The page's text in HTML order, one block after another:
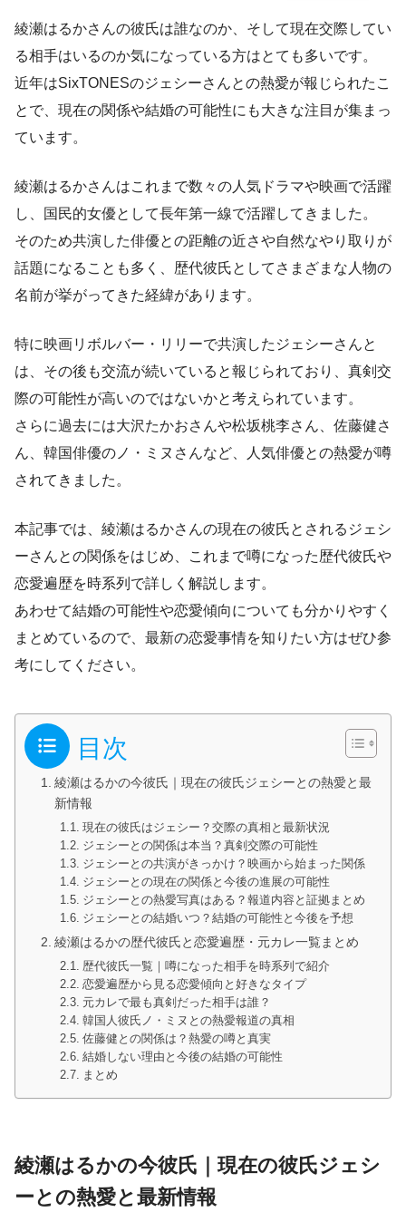
綾瀬はるかさんの彼氏は誰なのか、そして現在交際してい
る相手はいるのか気になっている方はとても多いです。
近年はSixTONESのジェシーさんとの熱愛が報じられたこ
とで、現在の関係や結婚の可能性にも大きな注目が集まっ
ています。
綾瀬はるかさんはこれまで数々の人気ドラマや映画で活躍
し、国民的女優として長年第一線で活躍してきました。
そのため共演した俳優との距離の近さや自然なやり取りが
話題になることも多く、歴代彼氏としてさまざまな人物の
名前が挙がってきた経緯があります。
特に映画リボルバー・リリーで共演したジェシーさんと
は、その後も交流が続いていると報じられており、真剣交
際の可能性が高いのではないかと考えられています。
さらに過去には大沢たかおさんや松坂桃李さん、佐藤健さ
ん、韓国俳優のノ・ミヌさんなど、人気俳優との熱愛が噂
されてきました。
本記事では、綾瀬はるかさんの現在の彼氏とされるジェシ
ーさんとの関係をはじめ、これまで噂になった歴代彼氏や
恋愛遍歴を時系列で詳しく解説します。
あわせて結婚の可能性や恋愛傾向についても分かりやすく
まとめているので、最新の恋愛事情を知りたい方はぜひ参
考にしてください。
目次
綾瀬はるかの今彼氏｜現在の彼氏ジェシーとの熱愛と最
新情報
現在の彼氏はジェシー？交際の真相と最新状況
ジェシーとの関係は本当？真剣交際の可能性
ジェシーとの共演がきっかけ？映画から始まった関係
ジェシーとの現在の関係と今後の進展の可能性
ジェシーとの熱愛写真はある？報道内容と証拠まとめ
ジェシーとの結婚いつ？結婚の可能性と今後を予想
綾瀬はるかの歴代彼氏と恋愛遍歴・元カレ一覧まとめ
歴代彼氏一覧｜噂になった相手を時系列で紹介
恋愛遍歴から見る恋愛傾向と好きなタイプ
元カレで最も真剣だった相手は誰？
韓国人彼氏ノ・ミヌとの熱愛報道の真相
佐藤健との関係は？熱愛の噂と真実
結婚しない理由と今後の結婚の可能性
まとめ
綾瀬はるかの今彼氏｜現在の彼氏ジェシ
ーとの熱愛と最新情報